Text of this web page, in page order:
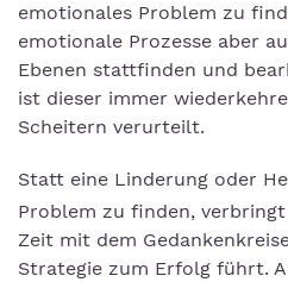
emotionales Problem zu
emotionale Prozesse aber
Ebenen stattfinden und
ist dieser immer
Scheitern verurteilt.
Statt eine Linderung oder
Problem zu finden,
Zeit mit dem
Strategie zum Erfolg führt.